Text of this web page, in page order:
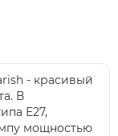
- красивый
В
Е27,
мощностью